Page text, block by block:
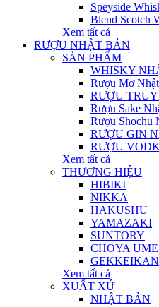
Speyside
Blend Scotch
Xem tất cả
RƯỢU NHẬT BẢN
SẢN PHẨM
WHISKY
Rượu Mơ
RƯỢU
Rượu Sake
Rượu Shochu
RƯỢU GIN
RƯỢU
Xem tất cả
THƯƠNG HIỆU
HIBIKI
NIKKA
HAKUSHU
YAMAZAKI
SUNTORY
CHOYA
GEKKEIKAN
Xem tất cả
XUẤT XỨ
NHẬT BẢN